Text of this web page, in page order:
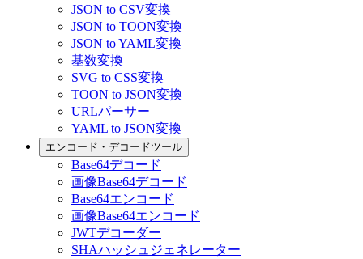
JSON to CSV変換
JSON to TOON変換
JSON to YAML変換
基数変換
SVG to CSS変換
TOON to JSON変換
URLパーサー
YAML to JSON変換
エンコード・デコードツール
Base64デコード
画像Base64デコード
Base64エンコード
画像Base64エンコード
JWTデコーダー
SHAハッシュジェネレーター